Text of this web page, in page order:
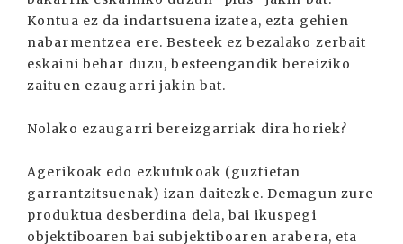
Kontua ez da indartsuena izatea, ezta gehien
nabarmentzea ere. Besteek ez bezalako zerbait
eskaini behar duzu, besteengandik bereiziko
zaituen ezaugarri jakin bat.
Nolako ezaugarri bereizgarriak dira horiek?
Agerikoak edo ezkutukoak (guztietan
garrantzitsuenak) izan daitezke. Demagun zure
produktua desberdina dela, bai ikuspegi
objektiboaren bai subjektiboaren arabera, eta